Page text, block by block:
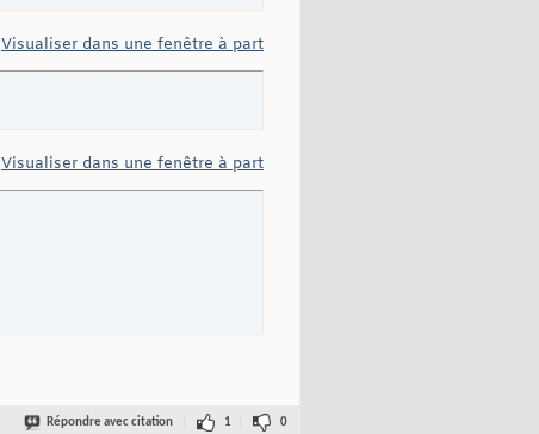
Visualiser dans une fenêtre à part
Visualiser dans une fenêtre à part
Répondre avec citation 1 0